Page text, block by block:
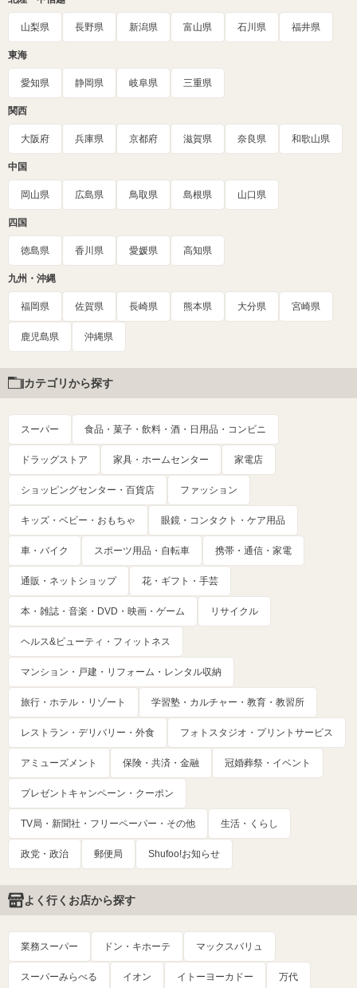
山梨県 長野県 新潟県 富山県 石川県 福井県
東海
愛知県 静岡県 岐阜県 三重県
関西
大阪府 兵庫県 京都府 滋賀県 奈良県 和歌山県
中国
岡山県 広島県 鳥取県 島根県 山口県
四国
徳島県 香川県 愛媛県 高知県
九州・沖縄
福岡県 佐賀県 長崎県 熊本県 大分県 宮崎県
鹿児島県 沖縄県
カテゴリから探す
スーパー 食品・菓子・飲料・酒・日用品・コンビニ
ドラッグストア 家具・ホームセンター 家電店
ショッピングセンター・百貨店 ファッション
キッズ・ベビー・おもちゃ 眼鏡・コンタクト・ケア用品
車・バイク スポーツ用品・自転車 携帯・通信・家電
通販・ネットショップ 花・ギフト・手芸
本・雑誌・音楽・DVD・映画・ゲーム リサイクル
ヘルス&ビューティ・フィットネス
マンション・戸建・リフォーム・レンタル収納
旅行・ホテル・リゾート 学習塾・カルチャー・教育・教習所
レストラン・デリバリー・外食 フォトスタジオ・プリントサービス
アミューズメント 保険・共済・金融 冠婚葬祭・イベント
プレゼントキャンペーン・クーポン
TV局・新聞社・フリーペーパー・その他 生活・くらし
政党・政治 郵便局 Shufoo!お知らせ
よく行くお店から探す
業務スーパー ドン・キホーテ マックスバリュ
スーパーみらべる イオン イトーヨーカドー 万代